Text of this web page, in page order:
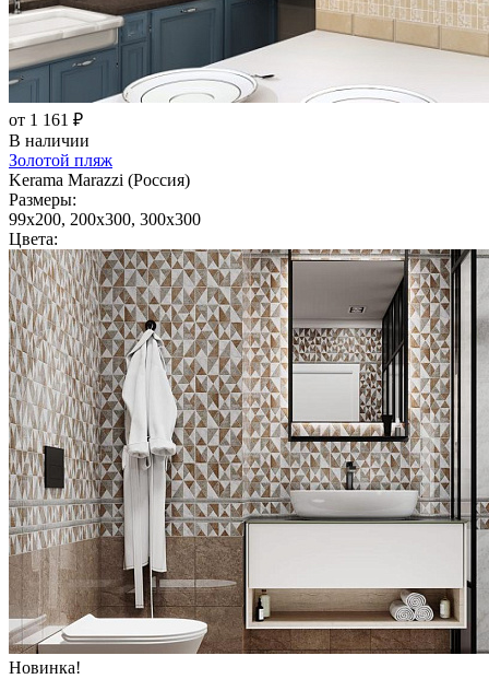
от 1 161 ₽
В наличии
Золотой пляж
Kerama Marazzi (Россия)
Размеры:
99x200, 200x300, 300x300
Цвета:
Новинка!